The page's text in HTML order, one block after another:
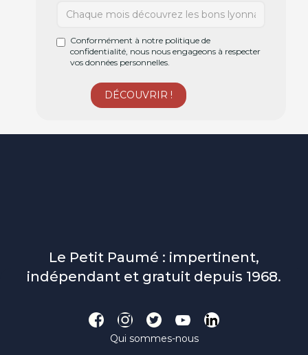
Conformément à notre politique de
confidentialité, nous nous engageons à respecter
vos données personnelles.
Le Petit Paumé : impertinent,
indépendant et gratuit depuis 1968.
Qui sommes-nous